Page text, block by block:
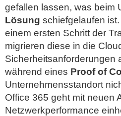
gefallen lassen, was beim
Lösung schiefgelaufen
einem ersten Schritt der
migrieren diese in die
Sicherheitsanforderungen
während eines Proof of
Unternehmensstandort
Office 365 geht mit neuen
Netzwerkperformance